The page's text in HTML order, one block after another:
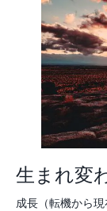
生まれ変
成長（転機から現